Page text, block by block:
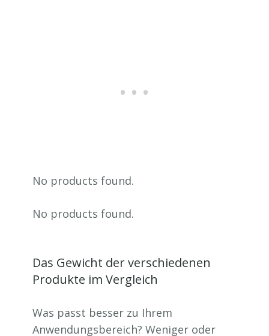
No products found.
No products found.
Das Gewicht der verschiedenen
Produkte im Vergleich
Was passt besser zu Ihrem
Anwendungsbereich? Weniger oder